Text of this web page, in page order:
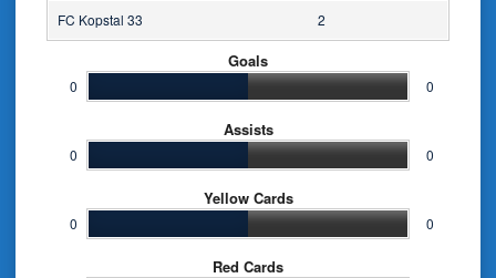
FC Kopstal 33 2
Goals
0 0
Assists
0 0
Yellow Cards
0 0
Red Cards